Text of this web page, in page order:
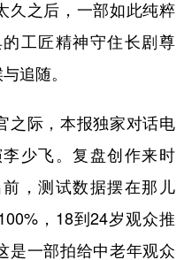
久之后，一部如此纯粹
工匠精神守住长剧尊
追随。
际，本报独家对话电
少飞。复盘创作来时
，测试数据摆在那儿
，18到24岁观众推
是一部拍给中老年观众